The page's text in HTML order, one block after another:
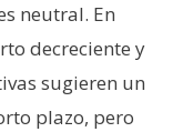
neutral. En
decreciente y
sugieren un
plazo, pero